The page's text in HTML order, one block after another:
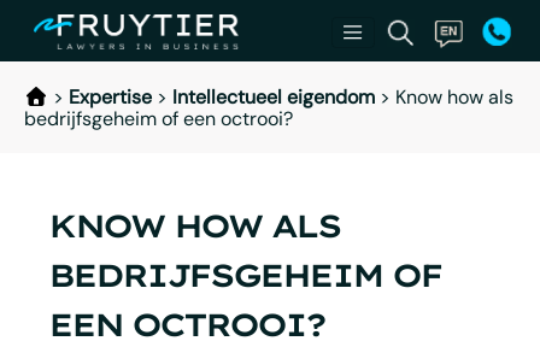
> Expertise > Intellectueel eigendom > Know how als
bedrijfsgeheim of een octrooi?
KNOW HOW ALS
BEDRIJFSGEHEIM OF
EEN OCTROOI?